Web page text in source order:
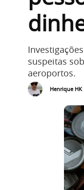
suspeitas
aeroportos.
Henrique HK